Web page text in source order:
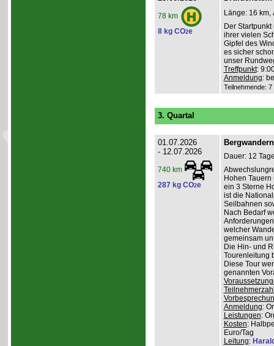
78 km
8 kg CO2e
Länge: 16 km,
Der
ihrer vielen
Gipfel des
es sicher
unser
Treffpunkt:
Anmeldung:
Teilnehmende:
3. Quartal
01.07.2026
- 12.07.2026
740 km
287 kg CO2e
Dauer: 12
Hohen
ein 3 Sterne
ist die
Seilbahnen
Nach Bedarf
welcher
gemeinsam
Die Hin- und
Tourenleitung
Diese Tour
genannten
Anmeldung:
Leistungen:
Kosten:
Euro/Tag
Leitung: